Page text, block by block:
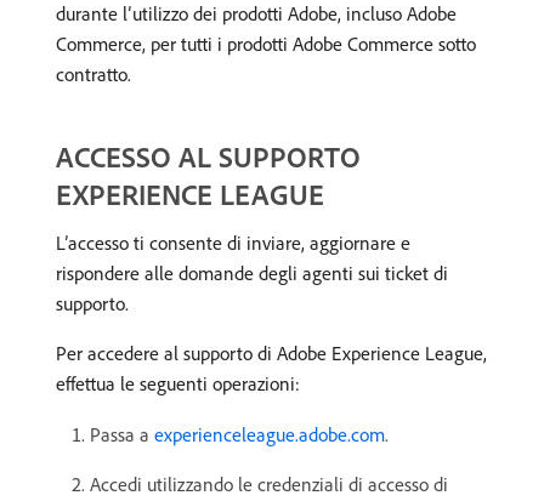
durante l’utilizzo dei prodotti Adobe, incluso Adobe
Commerce, per tutti i prodotti Adobe Commerce sotto
contratto.
ACCESSO AL SUPPORTO
EXPERIENCE LEAGUE
L’accesso ti consente di inviare, aggiornare e
rispondere alle domande degli agenti sui ticket di
supporto.
Per accedere al supporto di Adobe Experience League,
effettua le seguenti operazioni:
Passa a experienceleague.adobe.com.
Accedi utilizzando le credenziali di accesso di